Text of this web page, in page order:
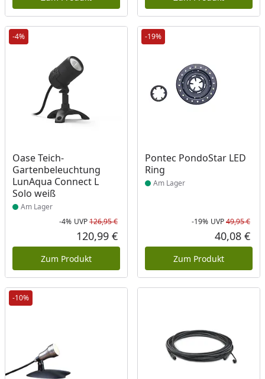
-4%
Oase Teich-
Gartenbeleuchtung
LunAqua Connect L
Solo weiß
Produkt am Lager
Am Lager
Rabatt in Prozent
-4%
Ursprünglicher Preis
UVP126,95 €
Aktueller Preis
120,99 €
Zum Produkt
-19%
Pontec PondoStar LED
Ring
Produkt am Lager
Am Lager
-19% UVP49,95 €
40,08 €
Zum Produkt
-10%